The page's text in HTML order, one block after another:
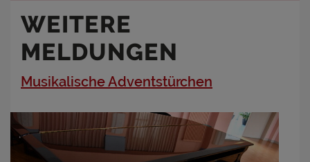
WEITERE
MELDUNGEN
Musikalische Adventstürchen